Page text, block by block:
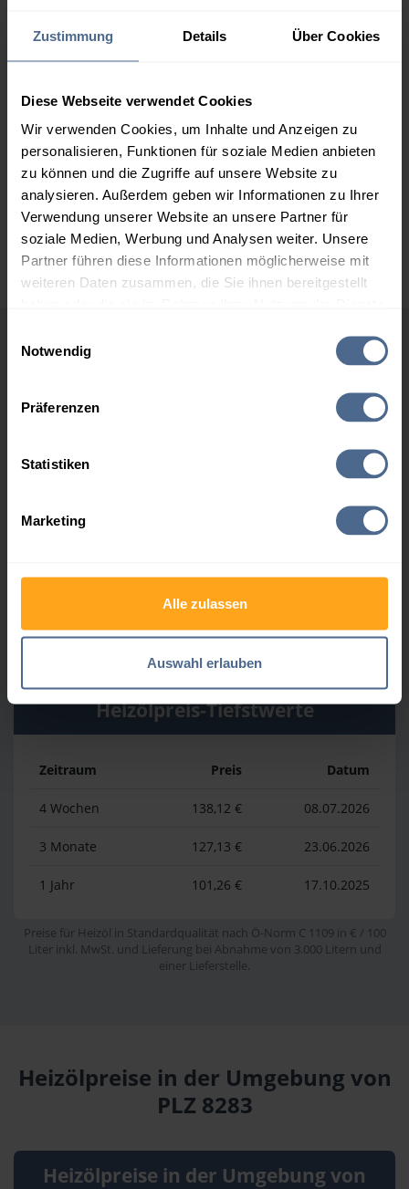
Zustimmung Details Über Cookies
Diese Webseite verwendet Cookies
Wir verwenden Cookies, um Inhalte und Anzeigen zu
personalisieren, Funktionen für soziale Medien anbieten
zu können und die Zugriffe auf unsere Website zu
analysieren. Außerdem geben wir Informationen zu Ihrer
Verwendung unserer Website an unsere Partner für
soziale Medien, Werbung und Analysen weiter. Unsere
Partner führen diese Informationen möglicherweise mit
weiteren Daten zusammen, die Sie ihnen bereitgestellt
Notwendig
Präferenzen
Statistiken
Marketing
Alle zulassen
Auswahl erlauben
2.000 Liter
3.000 Liter
158,21 €
158,21 €
5.000 Liter
156,70 €
156,70 €
Preise für Heizöl in Standardqualität nach Ö-Norm C 1109 in € / 100
Liter inkl. MwSt. und Lieferung bei einer Lieferstelle.
Höchst- und Tiefststände der
Heizölpreise in Bad Blumau
Heizölpreis-Höchstwerte
Zeitraum Datum
1 Jahr 193,13 € 03.04.2026
Heizölpreis-Tiefstwerte
Zeitraum Preis Datum
4 Wochen 138,12 € 08.07.2026
3 Monate 127,13 € 23.06.2026
1 Jahr 101,26 € 17.10.2025
Preise für Heizöl in Standardqualität nach Ö-Norm C 1109 in € / 100
Liter inkl. MwSt. und Lieferung bei Abnahme von 3.000 Litern und
einer Lieferstelle.
Heizölpreise in der Umgebung von
PLZ 8283
Heizölpreise in der Umgebung von